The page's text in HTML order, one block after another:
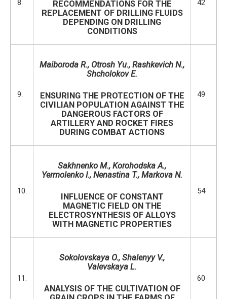
8.
RECOMMENDATIONS FOR THE
REPLACEMENT OF DRILLING FLUIDS
DEPENDING ON DRILLING
CONDITIONS
42
9.
Maiboroda R., Otrosh Yu., Rashkevich N.,
Shcholokov E.
ENSURING THE PROTECTION OF THE
CIVILIAN POPULATION AGAINST THE
DANGEROUS FACTORS OF
ARTILLERY AND ROCKET FIRES
DURING COMBAT ACTIONS
49
10.
Sakhnenko M., Korohodska A.,
Yermolenko I., Nenastina T., Markova N.
INFLUENCE OF CONSTANT
MAGNETIC FIELD ON THE
ELECTROSYNTHESIS OF ALLOYS
WITH MAGNETIC PROPERTIES
54
11.
Sokolovskaya O., Shalenyy V.,
Valevskaya L.
ANALYSIS OF THE CULTIVATION OF
60